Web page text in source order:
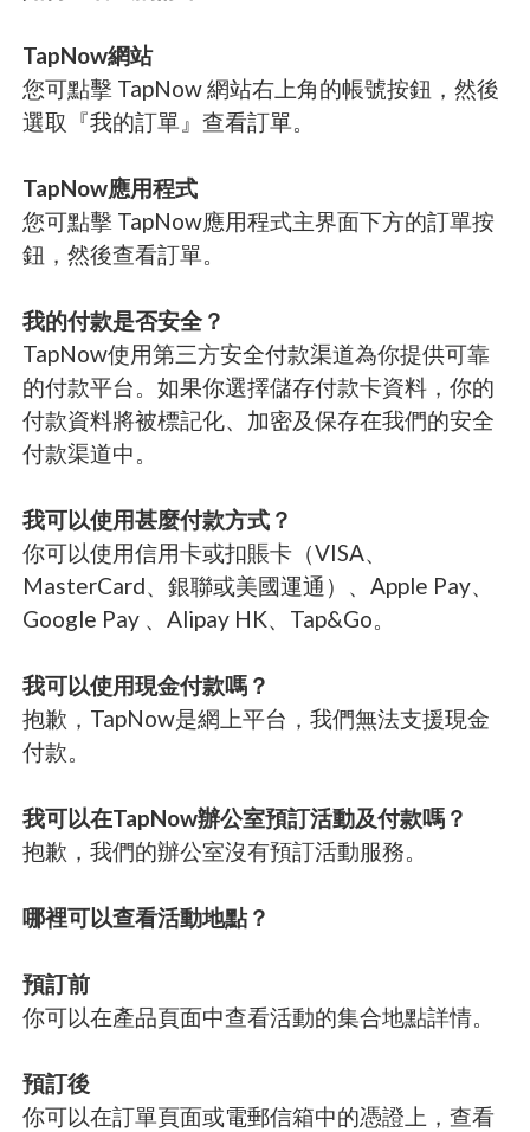
TapNow網站
您可點擊 TapNow 網站右上角的帳號按鈕，然後
選取『我的訂單』查看訂單。
TapNow應用程式
您可點擊 TapNow應用程式主界面下方的訂單按
鈕，然後查看訂單。
我的付款是否安全？
TapNow使用第三方安全付款渠道為你提供可靠
的付款平台。如果你選擇儲存付款卡資料，你的
付款資料將被標記化、加密及保存在我們的安全
付款渠道中。
我可以使用甚麼付款方式？
你可以使用信用卡或扣賬卡（VISA、
MasterCard、銀聯或美國運通）、Apple Pay、
Google Pay 、Alipay HK、Tap&Go。
我可以使用現金付款嗎？
抱歉，TapNow是網上平台，我們無法支援現金
付款。
我可以在TapNow辦公室預訂活動及付款嗎？
抱歉，我們的辦公室沒有預訂活動服務。
哪裡可以查看活動地點？
預訂前
你可以在產品頁面中查看活動的集合地點詳情。
預訂後
你可以在訂單頁面或電郵信箱中的憑證上，查看